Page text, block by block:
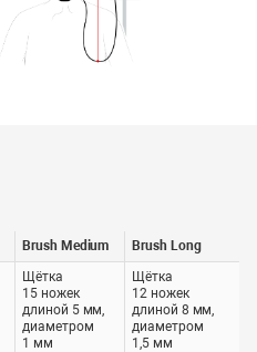
Brush Medium Brush Long
Щётка
15 ножек
длиной 5 мм,
диаметром
1 мм
Щётка
12 ножек
длиной 8 мм,
диаметром
1,5 мм